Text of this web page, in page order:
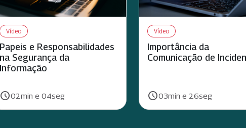
Vídeo
Papeis e Responsabilidades
na Segurança da
Informação
Duração:
schedule02min e 04seg
Vídeo
Importância da
Comunicação de
Duração:
schedule03min e 26seg